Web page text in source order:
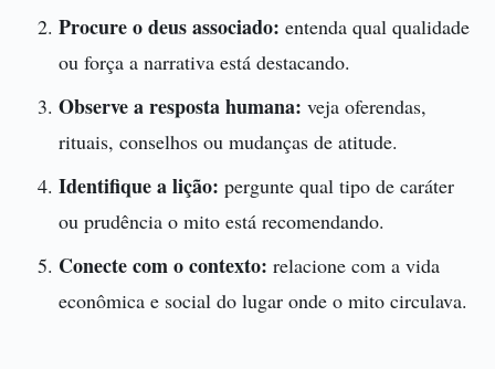
Procure o deus associado: entenda qual qualidade
ou força a narrativa está destacando.
Observe a resposta humana: veja oferendas,
rituais, conselhos ou mudanças de atitude.
Identifique a lição: pergunte qual tipo de caráter
ou prudência o mito está recomendando.
Conecte com o contexto: relacione com a vida
econômica e social do lugar onde o mito circulava.